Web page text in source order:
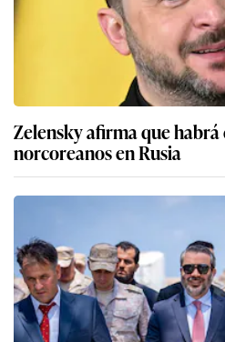
Zelensky afirma que
norcoreanos en Rusia